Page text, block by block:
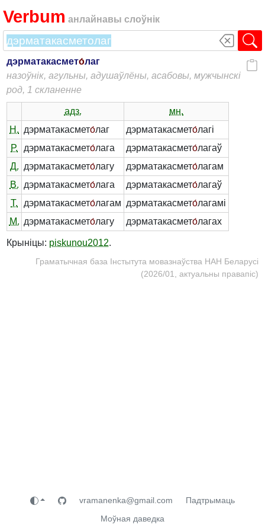
Verbum анлайнавы слоўнік
дэрматакасмето́лаг
назоўнік, агульны, адушаўлёны, асабовы, мужчынскі
род, 1 скланенне
адз.
мн.
Н. дэрматакасмето́лаг дэрматакасмето́лагі
Р.
дэрматакасмето́лага дэрматакасмето́лагаў
Д. дэрматакасмето́лагу дэрматакасмето́лагам
В. дэрматакасмето́лага дэрматакасмето́лагаў
Т.
дэрматакасмето́лагам дэрматакасмето́лагамі
М. дэрматакасмето́лагу дэрматакасмето́лагах
Крыніцы: piskunou2012.
Граматычная база Інстытута мовазнаўства НАН Беларусі
(2026/01, актуальны правапіс)
vramanenka@gmail.com
Падтрымаць
Моўная даведка